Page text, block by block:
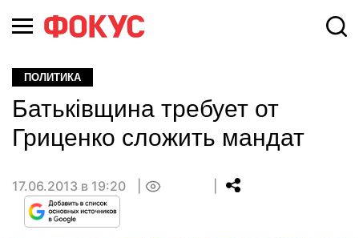
ПОЛИТИКА
Батьківщина требует от
Гриценко сложить мандат
17.06.2013 в 19:20